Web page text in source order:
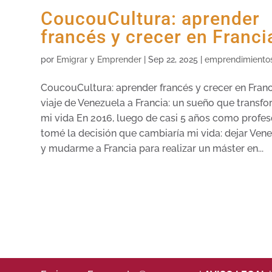
CoucouCultura: aprender
francés y crecer en
por Emigrar y Emprender |Sep 22, 2025 |
CoucouCultura: aprender francés y crecer en
viaje de Venezuela a Francia: un sueño que
mi vida En 2016, luego de casi 5 años como
tomé la decisión que cambiaría mi vida: dejar
y mudarme a Francia para realizar un máster en...